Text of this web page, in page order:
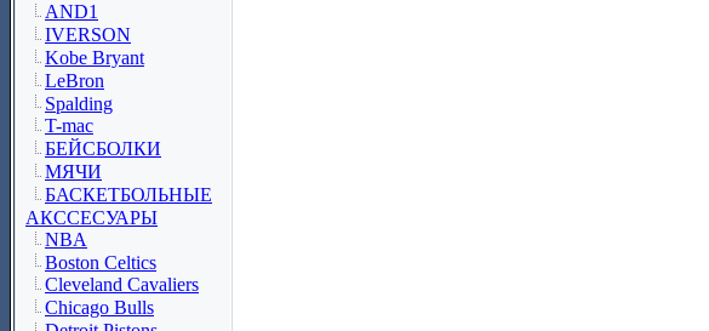
AND1
IVERSON
Kobe Bryant
LeBron
Spalding
T-mac
БЕЙСБОЛКИ
МЯЧИ
БАСКЕТБОЛЬНЫЕ
АКССЕСУАРЫ
NBA
Boston Celtics
Cleveland Cavaliers
Chicago Bulls